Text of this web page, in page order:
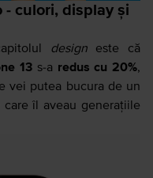
- culori, display și
designeste că
13 s-a redus cu 20%,
vei putea bucura de un
îl aveau generațiile